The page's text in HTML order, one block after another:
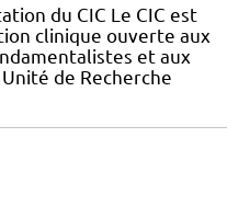
du CIC Le CIC est
clinique ouverte aux
et aux
de Recherche